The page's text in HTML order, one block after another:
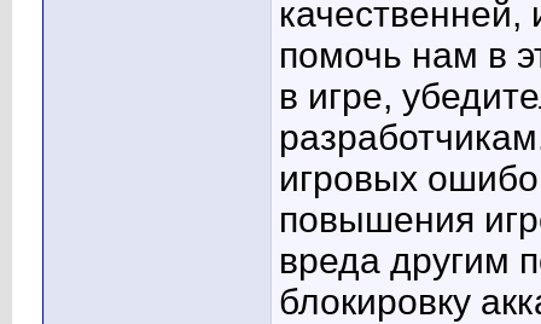
помочь нам в
в игре,
игровых
повышения
вреда другим
блокировку